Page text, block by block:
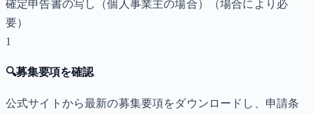
確定申告書の写し（個人事業主の場合）
（場合により必
要）
1
🔍募集要項を確認
公式サイトから最新の募集要項をダウンロードし、申請条